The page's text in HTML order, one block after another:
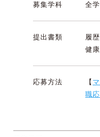
募集学科 全
提出書類
履
健
応募方法 【
職